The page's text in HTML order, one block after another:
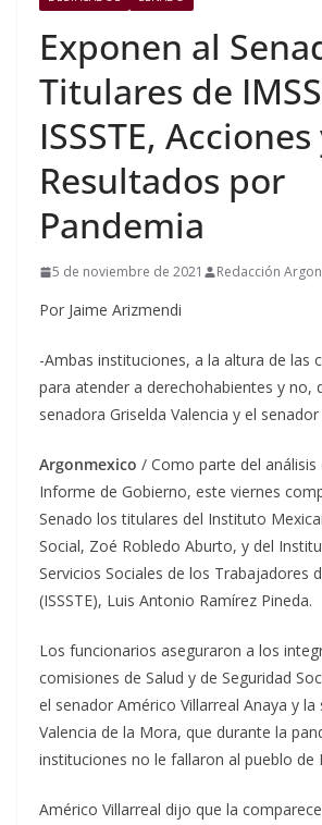
Exponen al
Titulares de
ISSSTE, Acciones
Resultados por
Pandemia
5 de noviembre de 2021 Redacción
Por Jaime Arizmendi
-Ambas instituciones, a la altura de las
para atender a derechohabientes y no,
senadora Griselda Valencia y el
Argonmexico / Como parte del análisis
Informe de Gobierno, este viernes
Senado los titulares del Instituto
Social, Zoé Robledo Aburto, y del
Servicios Sociales de los Trabajadores
(ISSSTE), Luis Antonio Ramírez Pineda.
Los funcionarios aseguraron a los
comisiones de Salud y de Seguridad
el senador Américo Villarreal Anaya y la
Valencia de la Mora, que durante la
instituciones no le fallaron al pueblo de
Américo Villarreal dijo que la